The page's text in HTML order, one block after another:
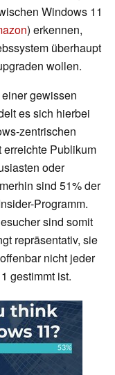
Windows 11
) erkennen,
überhaupt
wollen.
gewissen
es sich hierbei
zentrischen
erreichte Publikum
oder
sind 51% der
Programm.
sind somit
repräsentativ, sie
nicht jeder
gestimmt ist.